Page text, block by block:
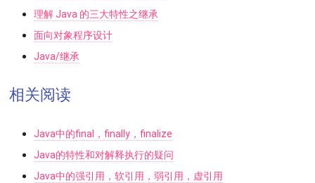
理解 Java 的三大特性之继承
面向对象程序设计
Java/继承
相关阅读
Java中的final，finally，finalize
Java的特性和对解释执行的疑问
Java中的强引用，软引用，弱引用，虚引用